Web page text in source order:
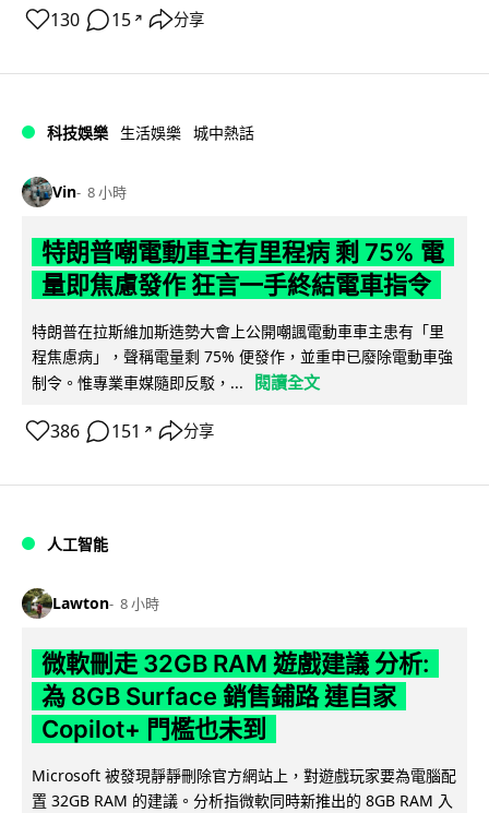
130 15 ↗ 分享
科技娛樂 生活娛樂 城中熱話
Vin 8 小時
特朗普嘲電動車主有里程病 剩 75% 電
量即焦慮發作 狂言一手終結電車指令
特朗普在拉斯維加斯造勢大會上公開嘲諷電動車車主患有「里
程焦慮病」，聲稱電量剩 75% 便發作，並重申已廢除電動車強
制令。惟專業車媒隨即反駁，...
閱讀全文
386 151 ↗ 分享
人工智能
Lawton 8 小時
微軟刪走 32GB RAM 遊戲建議 分析:
為 8GB Surface 銷售鋪路 連自家
Copilot+ 門檻也未到
Microsoft 被發現靜靜刪除官方網站上，對遊戲玩家要為電腦配
置 32GB RAM 的建議。分析指微軟同時新推出的 8GB RAM 入